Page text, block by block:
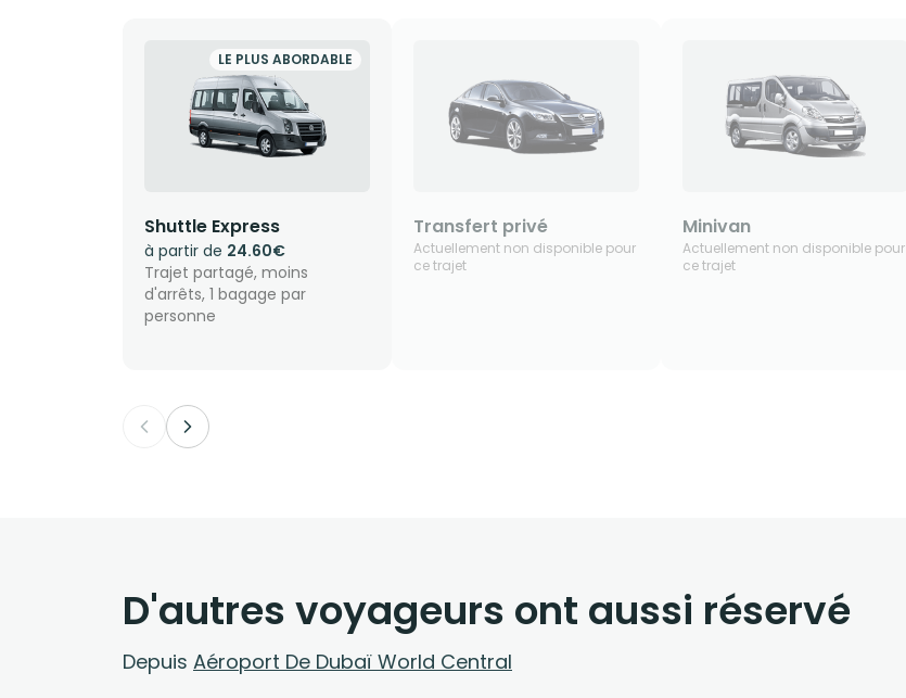
LE PLUS ABORDABLE
Shuttle Express
à partir de 24.60€
Trajet partagé, moins
d'arrêts, 1 bagage par
personne
Transfert privé
Actuellement non disponible pour
ce trajet
Minivan
Actuellement non disponible pour
ce trajet
D'autres voyageurs ont aussi réservé
Depuis Aéroport De Dubaï World Central